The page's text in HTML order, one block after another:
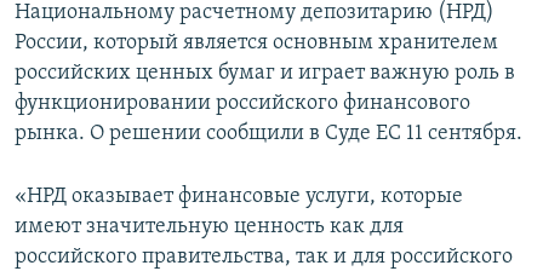
Национальному расчетному депозитарию (НРД)
России, который является основным хранителем
российских ценных бумаг и играет важную роль в
функционировании российского финансового
рынка. О решении сообщили в Суде ЕС 11 сентября.
«НРД оказывает финансовые услуги, которые
имеют значительную ценность как для
российского правительства, так и для российского